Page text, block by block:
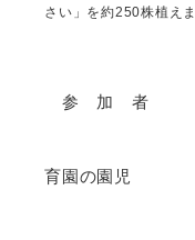
さい」を約250株植え
参 加 者 ：
・ 認定
育園の園児
・ 原鶴